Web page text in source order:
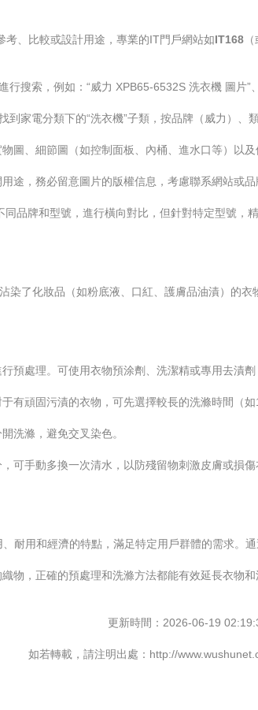
、比較或設計用途，專業的IT門戶網站如IT168
搜索，例如：“威力 XPB65-6532S 洗衣機 圖片”
到家電分類下的“洗衣機”子類，按品牌（威力）、
圖、細節圖（如控制面板、內桶、進水口等）以
途，務必留意圖片的版權信息，考慮聯系網站或品
品牌和型號，進行橫向對比，但針對特定型號，精
染了化妝品（如粉底液、口紅、護膚品油漬）的
預處理。可使用衣物預涂劑、洗潔精或專用去漬
有頑固污漬的衣物，可先選擇較長的洗滌時間（
洗滌，避免交叉染色。
可手動多換一次清水，以防殘留物刺激皮膚或損傷
耐用和經濟的特點，滿足特定用戶群體的需求。
物，正確的預處理和洗滌方法都能有效延長衣物
更新時間：2026-06-19
如若轉載，請注明出處：http://